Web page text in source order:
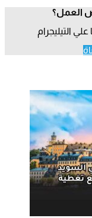
العمل؟
التيليجرام